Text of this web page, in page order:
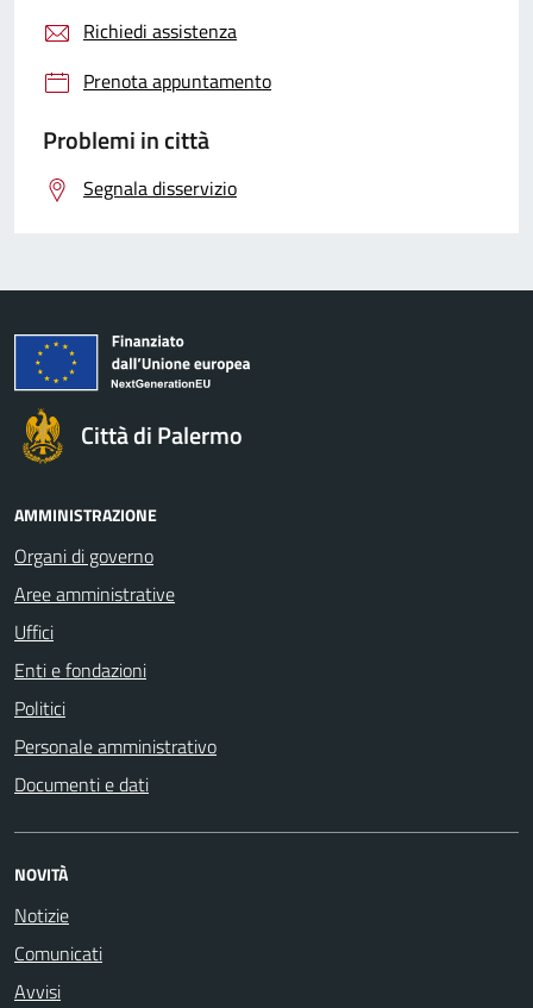
Richiedi assistenza
Prenota appuntamento
Problemi in città
Segnala disservizio
Città di Palermo
AMMINISTRAZIONE
Organi di governo
Aree amministrative
Uffici
Enti e fondazioni
Politici
Personale amministrativo
Documenti e dati
NOVITÀ
Notizie
Comunicati
Avvisi